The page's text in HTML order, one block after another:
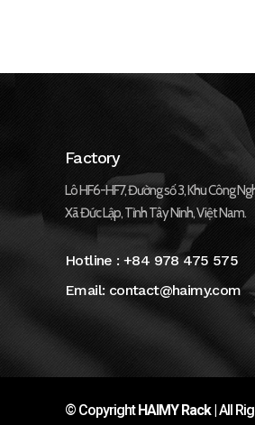
Factory
Lô HF6-HF7, Đường số 3, Khu Công
Xã Đức Lập, Tỉnh Tây Ninh, Việt Nam.
Hotline :+84 978 475 575
Email:contact@haimy.com
© CopyrightHAIMY Rack| All